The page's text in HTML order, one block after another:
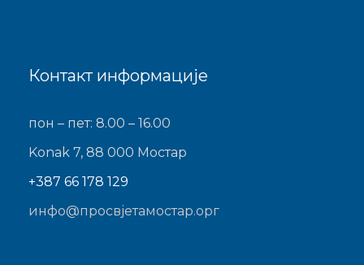
Контакт информације
пон – пет: 8.00 – 16.00
Konak 7, 88 000 Мостар
+387 66 178 129
инфо@просвјетамостар.орг